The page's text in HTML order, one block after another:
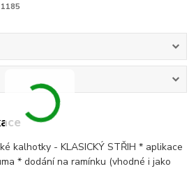
1185
kalhotky - KLASICKÝ STŘIH * aplikace
* dodání na ramínku (vhodné i jako